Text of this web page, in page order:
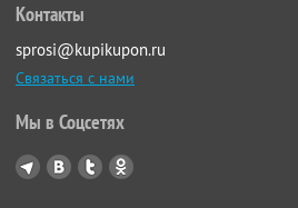
Контакты
sprosi@kupikupon.ru
Связаться с нами
Мы в Соцсетях